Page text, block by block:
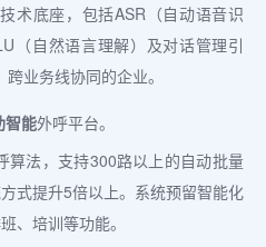
术底座，包括ASR（自动语音识
（自然语言理解）及对话管理引
业务线协同的企业。
智能外呼平台。
算法，支持300路以上的自动批量
式提升5倍以上。系统预留智能化
、培训等功能。